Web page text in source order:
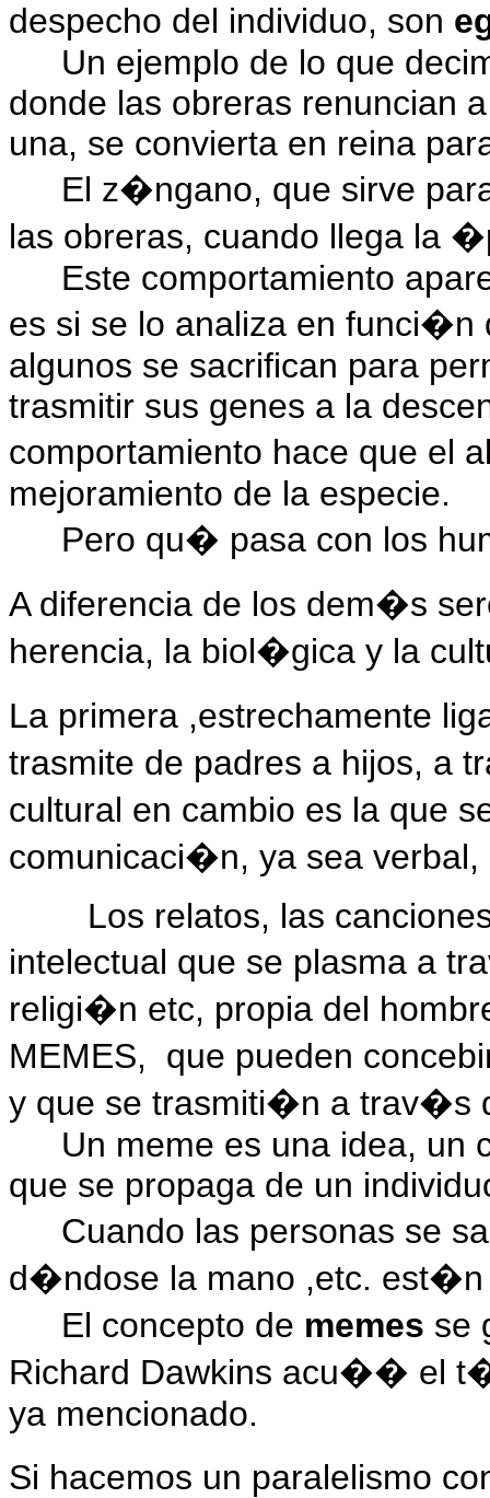
despecho del individuo, son
Un ejemplo de lo que
donde las obreras renuncian
una, se convierta en reina
El z�ngano, que sirve
las obreras, cuando llega la
Este comportamiento
es si se lo analiza en funci�n
algunos se sacrifican para
trasmitir sus genes a la
comportamiento hace que el
mejoramiento de la especie.
Pero qu� pasa con los
A diferencia de los dem�s
herencia, la biol�gica y la
La primera ,estrechamente
trasmite de padres a hijos, a
cultural en cambio es la que
comunicaci�n, ya sea
Los relatos, las
intelectual que se plasma a
religi�n etc, propia del
MEMES,
que pueden
y que se trasmiti�n a trav�s
Un meme es una idea, un
que se propaga de un
Cuando las personas se
d�ndose la mano ,etc. est�n
El concepto de memes se
Richard Dawkins acu�� el
ya mencionado.
Si hacemos un paralelismo